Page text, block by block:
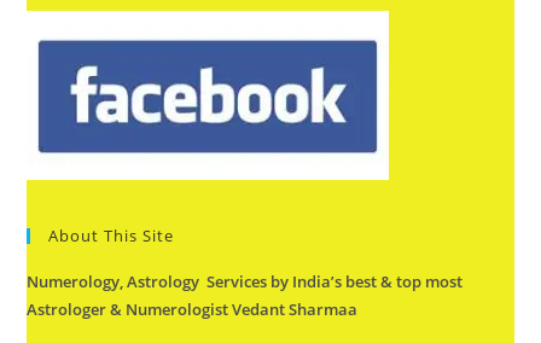
About This Site
Numerology, Astrology Services by India’s best & top most
Astrologer & Numerologist Vedant Sharmaa